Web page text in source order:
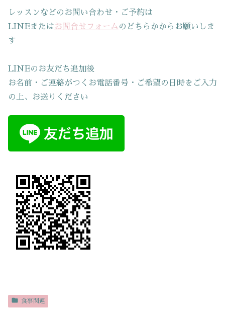
レッスンなどのお問い合わせ・ご予約は
LINEまたはお問合せフォーム のどちらかからお願いしま
す
LINEのお友だち追加後
お名前・ご連絡がつくお電話番号・ご希望の日時をご入力
の上、お送りください
食事関連